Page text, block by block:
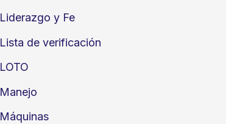
Liderazgo y Fe
Lista de verificación
LOTO
Manejo
Máquinas